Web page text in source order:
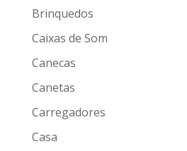
Brinquedos
Caixas de Som
Canecas
Canetas
Carregadores
Casa